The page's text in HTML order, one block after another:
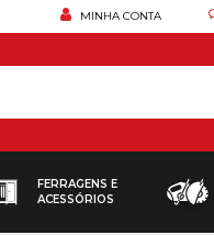
MINHA CONTA
FERRAGENS E
ACESSÓRIOS